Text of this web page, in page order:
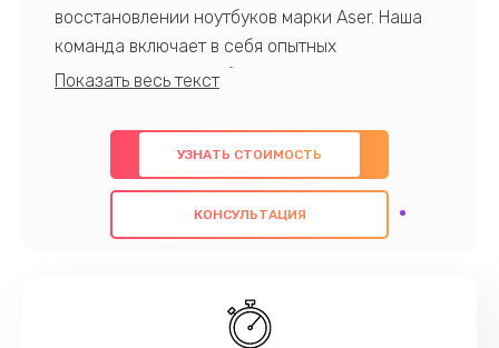
восстановлении ноутбуков марки Aser. Наша
команда включает в себя опытных
профессионалов с обширными знаниями и
предлагаем быстрый и качественный ремонт с
использованием оригинальных компонентов, а
также гарантируем качество всех
проведенных работ. Наша цель - предоставить
наилучшим образом. Не медлите записаться на
УЗНАТЬ СТОИМОСТЬ
КОНСУЛЬТАЦИЯ